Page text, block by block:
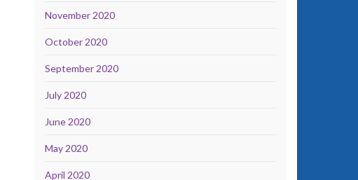
November 2020
October 2020
September 2020
July 2020
June 2020
May 2020
April 2020